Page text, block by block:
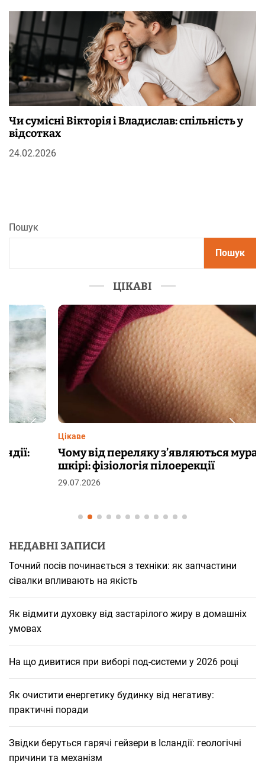
Чи сумісні Вікторія і Владислав: спільність у
відсотках
24.02.2026
Пошук
Пошук
ЦІКАВІ
Чому від переляку з’являються мурашки на
шкірі: фізіологія пілоерекції
НЕДАВНІ ЗАПИСИ
Точний посів починається з техніки: як запчастини
сівалки впливають на якість
Як відмити духовку від застарілого жиру в домашніх
умовах
На що дивитися при виборі под-системи у 2026 році
Як очистити енергетику будинку від негативу:
практичні поради
Звідки беруться гарячі гейзери в Ісландії: геологічні
причини та механізм